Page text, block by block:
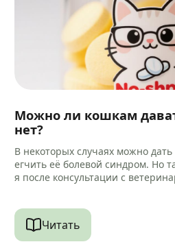
Можно ли кошкам
нет?
В некоторых случаях можно
егчить её болевой синдром. Но
я после консультации с
Читать